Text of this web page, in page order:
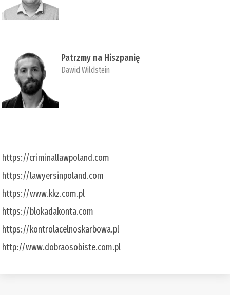
Patrzmy na Hiszpanię
Dawid Wildstein
https://criminallawpoland.com
https://lawyersinpoland.com
https://www.kkz.com.pl
https://blokadakonta.com
https://kontrolacelnoskarbowa.pl
http://www.dobraosobiste.com.pl